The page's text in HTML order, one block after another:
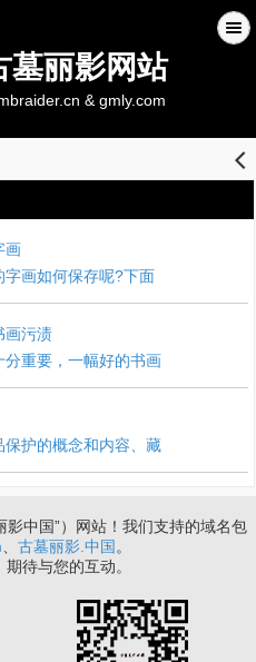
墓丽影网站
& gmly.com
󰊒
画
字画如何保存呢?下面
画污渍
分重要，一幅好的书画
保护的概念和内容、藏
中国”）网站！我们支持的域名包
古墓丽影.中国 。
待与您的互动。